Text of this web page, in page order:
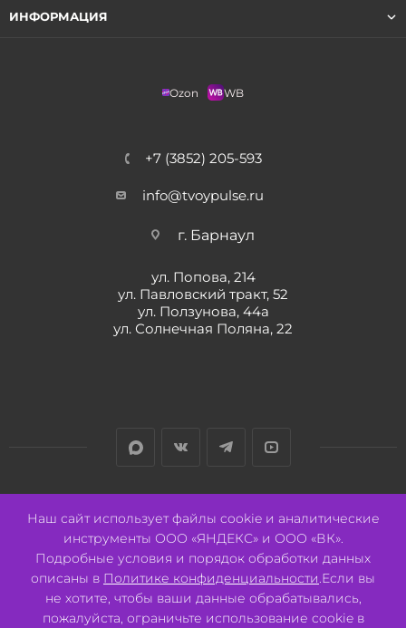
ИНФОРМАЦИЯ
Ozon WB
+7 (3852) 205-593
info@tvoypulse.ru
г. Барнаул
ул. Попова, 214
ул. Павловский тракт, 52
ул. Ползунова, 44а
ул. Солнечная Поляна, 22
2026 © ООО "СВК"/ 656064 г. Барнаул, ул. Павловский тракт, 52.
ИНН 2221130516 ОГРН 1082221000531.
Разработано:Авалон
Наш сайт использует файлы cookie и аналитические
инструменты ООО «ЯНДЕКС» и ООО «ВК».
Подробные условия и порядок обработки данных
описаны в Политике конфиденциальности.Если вы
не хотите, чтобы ваши данные обрабатывались,
пожалуйста, ограничьте использование cookie в